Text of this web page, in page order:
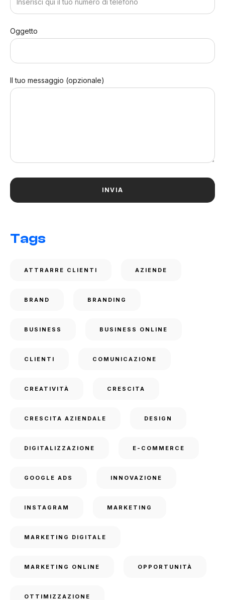
Oggetto
Il tuo messaggio (opzionale)
Tags
ATTRARRE CLIENTI AZIENDE
BRAND BRANDING
BUSINESS BUSINESS ONLINE
CLIENTI COMUNICAZIONE
CREATIVITÀ CRESCITA
CRESCITA AZIENDALE DESIGN
DIGITALIZZAZIONE E-COMMERCE
GOOGLE ADS INNOVAZIONE
INSTAGRAM MARKETING
MARKETING DIGITALE
MARKETING ONLINE OPPORTUNITÀ
OTTIMIZZAZIONE